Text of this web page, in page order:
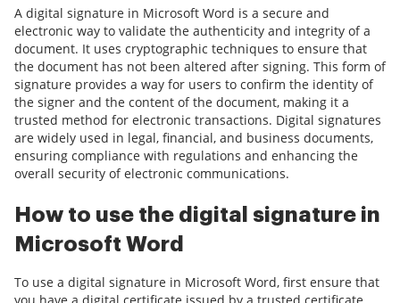
A digital signature in Microsoft Word is a secure and
electronic way to validate the authenticity and integrity of a
document. It uses cryptographic techniques to ensure that
the document has not been altered after signing. This form of
signature provides a way for users to confirm the identity of
the signer and the content of the document, making it a
trusted method for electronic transactions. Digital signatures
are widely used in legal, financial, and business documents,
ensuring compliance with regulations and enhancing the
overall security of electronic communications.
How to use the digital signature in
Microsoft Word
To use a digital signature in Microsoft Word, first ensure that